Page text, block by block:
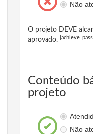
Não
O projeto DEVE
aprovado.
Conteúdo
projeto
Não